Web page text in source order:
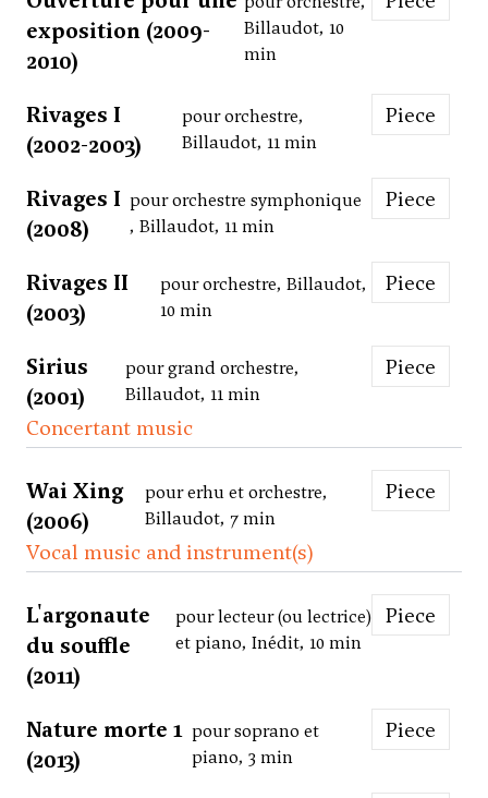
exposition (2009-
2010)
Billaudot, 10
min
Rivages I
(2002-2003)
pour orchestre,
Billaudot, 11 min
Piece
Rivages I
(2008)
pour orchestre symphonique
, Billaudot, 11 min
Piece
Rivages II
(2003)
pour orchestre, Billaudot,
10 min
Piece
Sirius
(2001)
pour grand orchestre,
Billaudot, 11 min
Piece
Concertant music
Wai Xing
(2006)
pour erhu et orchestre,
Billaudot, 7 min
Piece
Vocal music and instrument(s)
L'argonaute
du souffle
(2011)
pour lecteur (ou lectrice)
et piano, Inédit, 10 min
Piece
Nature morte 1
(2013)
pour soprano et
piano, 3 min
Piece